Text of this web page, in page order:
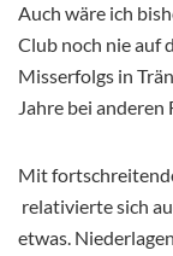
Auch wäre ich
Club noch nie auf
Misserfolgs in
Jahre bei anderen
Mit
relativierte sich
etwas.